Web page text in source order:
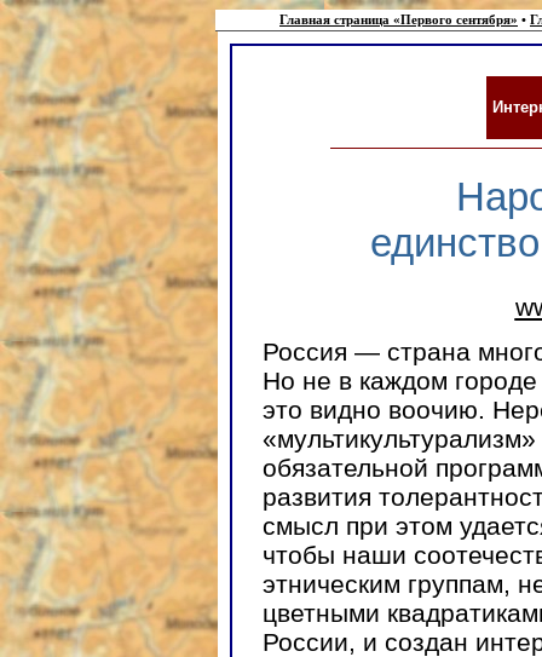
Главная страница «Первого сентября» •
Россия — страна
Но не в каждом
это видно воочию.
обязательной
развития
смысл при этом
чтобы наши
этническим группам,
цветными
России, и создан